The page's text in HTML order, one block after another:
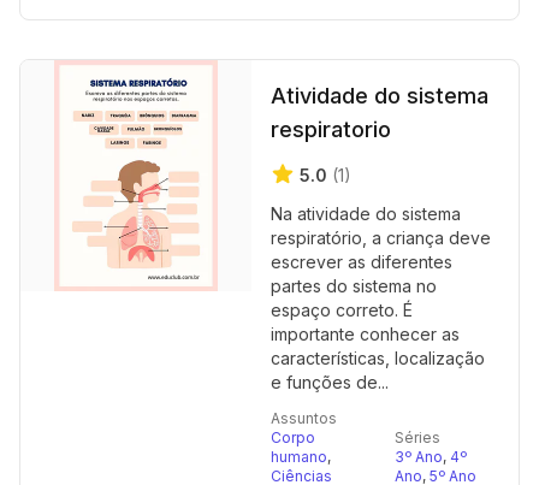
Atividade do sistema
respiratorio
5.0 (1)
Na atividade do sistema
respiratório, a criança deve
escrever as diferentes
partes do sistema no
espaço correto. É
importante conhecer as
características, localização
e funções de...
Assuntos
Corpo
humano,
Ciências
Séries
3º Ano, 4º
Ano, 5º Ano